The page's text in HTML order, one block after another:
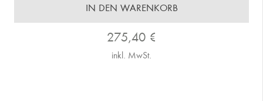
IN DEN WARENKORB
275,40 €
inkl. MwSt.